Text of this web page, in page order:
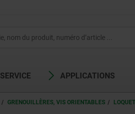
SERVICE APPLICATIONS
GRENOUILLÈRES, VIS ORIENTABLES